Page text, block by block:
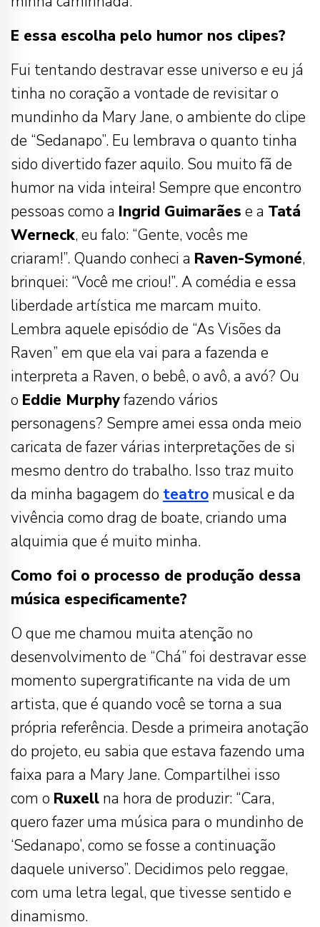
E essa escolha pelo humor nos clipes?
Fui tentando destravar esse universo e eu já
tinha no coração a vontade de revisitar o
mundinho da Mary Jane, o ambiente do clipe
de “Sedanapo”. Eu lembrava o quanto tinha
sido divertido fazer aquilo. Sou muito fã de
humor na vida inteira! Sempre que encontro
pessoas como a Ingrid Guimarães e a Tatá
Werneck, eu falo: “Gente, vocês me
criaram!”. Quando conheci a Raven-Symoné,
brinquei: “Você me criou!”. A comédia e essa
liberdade artística me marcam muito.
Lembra aquele episódio de “As Visões da
Raven” em que ela vai para a fazenda e
interpreta a Raven, o bebê, o avô, a avó? Ou
o Eddie Murphyfazendo vários
personagens? Sempre amei essa onda meio
caricata de fazer várias interpretações de si
mesmo dentro do trabalho. Isso traz muito
da minha bagagem do teatro musical e da
vivência como drag de boate, criando uma
alquimia que é muito minha.
Como foi o processo de produção dessa
música especificamente?
O que me chamou muita atenção no
desenvolvimento de “Chá” foi destravar esse
momento supergratificante na vida de um
artista, que é quando você se torna a sua
própria referência. Desde a primeira anotação
do projeto, eu sabia que estava fazendo uma
faixa para a Mary Jane. Compartilhei isso
com o Ruxell na hora de produzir: “Cara,
quero fazer uma música para o mundinho de
‘Sedanapo’, como se fosse a continuação
daquele universo”. Decidimos pelo reggae,
com uma letra legal, que tivesse sentido e
dinamismo.